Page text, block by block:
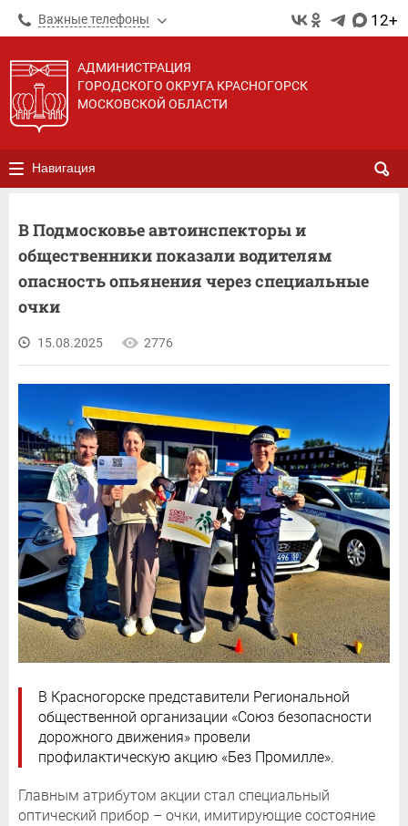
Важные телефоны 12+
АДМИНИСТРАЦИЯ
ГОРОДСКОГО ОКРУГА КРАСНОГОРСК
МОСКОВСКОЙ ОБЛАСТИ
Навигация
В Подмосковье автоинспекторы и
общественники показали водителям
опасность опьянения через специальные
очки
15.08.2025 2776
В Красногорске представители Региональной
общественной организации «Союз безопасности
дорожного движения» провели
профилактическую акцию «Без Промилле».
Главным атрибутом акции стал специальный
оптический прибор – очки, имитирующие состояние